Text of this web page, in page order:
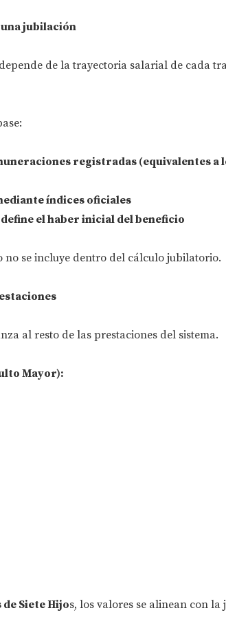
una jubilación
de la trayectoria salarial de cada
registradas(equivalentes a
índices oficiales
elhaber inicialdel beneficio
se incluye dentro del cálculo jubilatorio.
al resto de las prestaciones del sistema.
Mayor):
Siete Hijos, los valores se alinean con la